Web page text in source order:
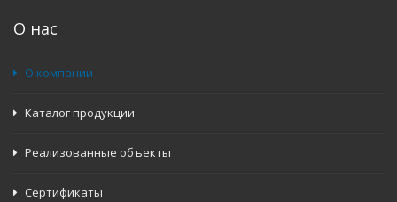
О нас
О компании
Каталог продукции
Реализованные объекты
Сертификаты